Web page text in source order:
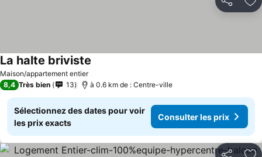
Partager
Maison/appartement entier
La halte briviste
8,4 Très bien 13 à 0.6 km de : Centre-ville
Sélectionnez des dates pour voir
les prix exacts
Consulter les prix